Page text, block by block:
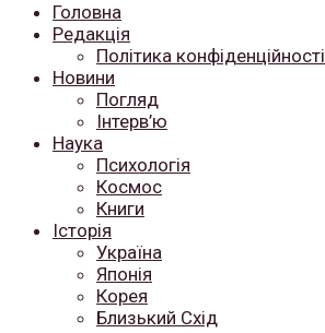
Головна
Редакція
Політика конфіденційності
Новини
Погляд
Інтерв’ю
Наука
Психологія
Космос
Книги
Історія
Україна
Японія
Корея
Близький Схід